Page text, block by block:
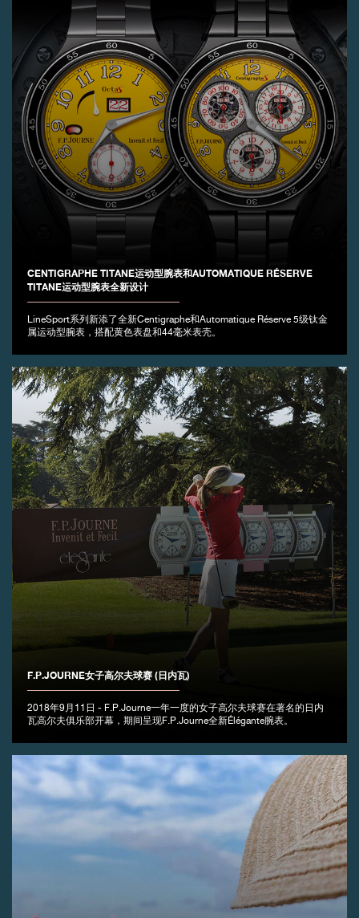
CENTIGRAPHE TITANE运动型腕表和AUTOMATIQUE RÉSERVE
TITANE运动型腕表全新设计
LineSport系列新添了全新Centigraphe和Automatique Réserve 5级钛金
属运动型腕表，搭配黄色表盘和44毫米表壳。
F.P.JOURNE女子高尔夫球赛 (日内瓦)
2018年9月11日 - F.P.Journe一年一度的女子高尔夫球赛在著名的日内
瓦高尔夫俱乐部开幕，期间呈现F.P.Journe全新Élégante腕表。